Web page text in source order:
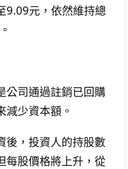
9.09元，依然維持總
公司通過註銷已回購
減少資本額。
後，投資人的持股數
每股價格將上升，從